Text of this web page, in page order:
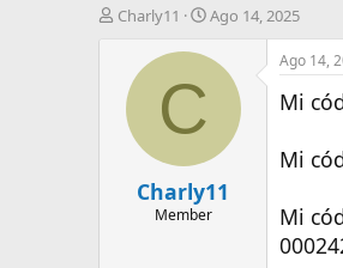
A
Charly11
F
c
i
n
i
Ago 14, 2025
C
Charly11
Member
Ago 14,
Mi
Mi
Mi